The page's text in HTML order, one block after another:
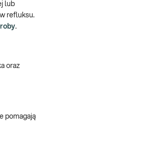
lub
refluksu.
.
oraz
pomagają